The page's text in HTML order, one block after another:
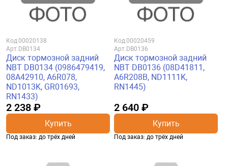
Код00020138
Арт. DB0134
Диск тормозной задний
NBT DB0134 (0986479419,
08A42910, A6R078,
ND1013K, GR01693,
RN1433)
2 238 ₽
Купить
Под заказ: до трёх дней
Код00020459
Арт. DB0136
Диск тормозной задний
NBT DB0136 (08D41811,
A6R208B, ND1111K,
RN1445)
2 640 ₽
Купить
Под заказ: до трёх дней